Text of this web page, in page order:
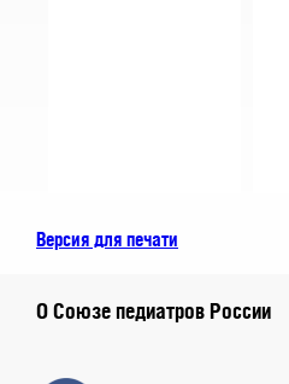
Версия для печати
О Союзе педиатров России